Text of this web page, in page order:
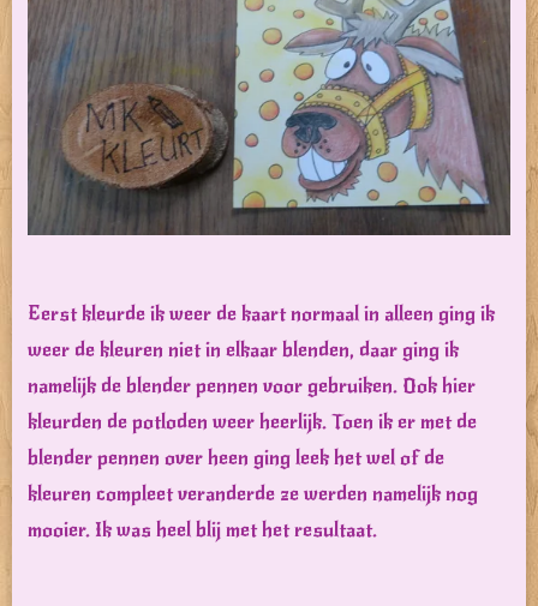
Eerst kleurde ik weer de kaart normaal in alleen ging ik
weer de kleuren niet in elkaar blenden, daar ging ik
namelijk de blender pennen voor gebruiken. Ook hier
kleurden de potloden weer heerlijk. Toen ik er met de
blender pennen over heen ging leek het wel of de
kleuren compleet veranderde ze werden namelijk nog
mooier. Ik was heel blij met het resultaat.